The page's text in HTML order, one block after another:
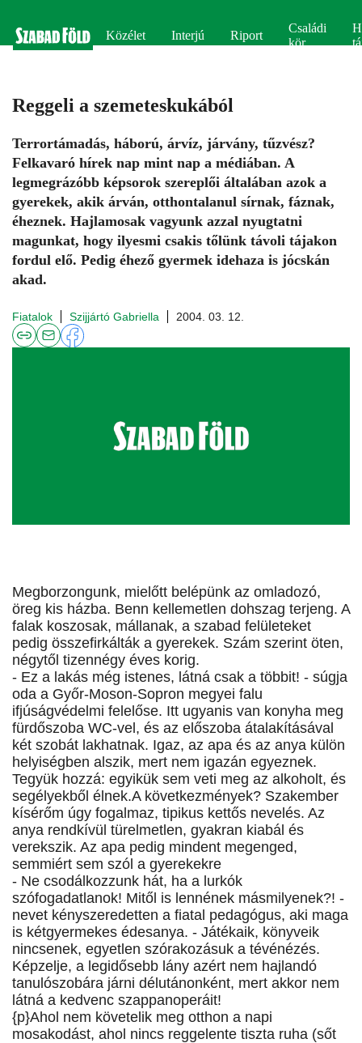
Közélet Interjú Riport
Családi
kör
Reggeli a szemeteskukából
Terrortámadás, háború, árvíz, járvány, tűzvész?
Felkavaró hírek nap mint nap a médiában. A
legmegrázóbb képsorok szereplői általában azok a
gyerekek, akik árván, otthontalanul sírnak, fáznak,
éheznek. Hajlamosak vagyunk azzal nyugtatni
magunkat, hogy ilyesmi csakis tőlünk távoli tájakon
fordul elő. Pedig éhező gyermek idehaza is jócskán
akad.
Fiatalok Szijjártó Gabriella 2004. 03. 12.
Megborzongunk, mielőtt belépünk az omladozó,
öreg kis házba. Benn kellemetlen dohszag terjeng. A
falak koszosak, mállanak, a szabad felületeket
pedig összefirkálták a gyerekek. Szám szerint öten,
négytől tizennégy éves korig.
- Ez a lakás még istenes, látná csak a többit! - súgja
oda a Győr-Moson-Sopron megyei falu
ifjúságvédelmi felelőse. Itt ugyanis van konyha meg
fürdőszoba WC-vel, és az előszoba átalakításával
két szobát lakhatnak. Igaz, az apa és az anya külön
helyiségben alszik, mert nem igazán egyeznek.
Tegyük hozzá: egyikük sem veti meg az alkoholt, és
segélyekből élnek.A következmények? Szakember
kísérőm úgy fogalmaz, tipikus kettős nevelés. Az
anya rendkívül türelmetlen, gyakran kiabál és
verekszik. Az apa pedig mindent megenged,
semmiért sem szól a gyerekekre
- Ne csodálkozzunk hát, ha a lurkók
szófogadatlanok! Mitől is lennének másmilyenek?! -
nevet kényszeredetten a fiatal pedagógus, aki maga
is kétgyermekes édesanya. - Játékaik, könyveik
nincsenek, egyetlen szórakozásuk a tévénézés.
Képzelje, a legidősebb lány azért nem hajlandó
tanulószobára járni délutánonként, mert akkor nem
látná a kedvenc szappanoperáit!
{p}Ahol nem követelik meg otthon a napi
mosakodást, ahol nincs reggelente tiszta ruha (sőt